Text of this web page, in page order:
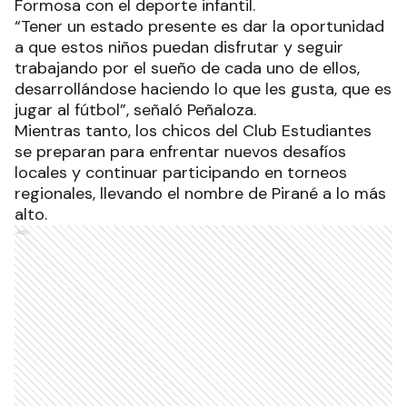
Formosa con el deporte infantil.
“Tener un estado presente es dar la oportunidad
a que estos niños puedan disfrutar y seguir
trabajando por el sueño de cada uno de ellos,
desarrollándose haciendo lo que les gusta, que es
jugar al fútbol”, señaló Peñaloza.
Mientras tanto, los chicos del Club Estudiantes
se preparan para enfrentar nuevos desafíos
locales y continuar participando en torneos
regionales, llevando el nombre de Pirané a lo más
alto.
Ads